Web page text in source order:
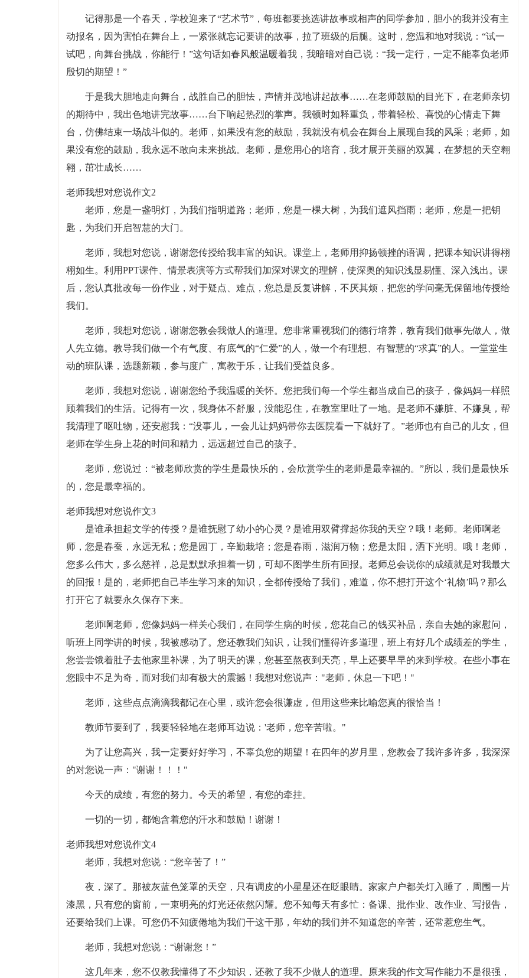
记得那是一个春天，学校迎来了“艺术节”，每班都要挑选讲故事或相声的同学参加，胆小的我并没有主
动报名，因为害怕在舞台上，一紧张就忘记要讲的故事，拉了班级的后腿。这时，您温和地对我说：“试一
试吧，向舞台挑战，你能行！”这句话如春风般温暖着我，我暗暗对自己说：“我一定行，一定不能辜负老师
殷切的期望！”
于是我大胆地走向舞台，战胜自己的胆怯，声情并茂地讲起故事……在老师鼓励的目光下，在老师亲切
的期待中，我出色地讲完故事……台下响起热烈的掌声。我顿时如释重负，带着轻松、喜悦的心情走下舞
台，仿佛结束一场战斗似的。老师，如果没有您的鼓励，我就没有机会在舞台上展现自我的风采；老师，如
果没有您的鼓励，我永远不敢向未来挑战。老师，是您用心的培育，我才展开美丽的双翼，在梦想的天空翱
翱，茁壮成长……
老师我想对您说作文2
老师，您是一盏明灯，为我们指明道路；老师，您是一棵大树，为我们遮风挡雨；老师，您是一把钥
匙，为我们开启智慧的大门。
老师，我想对您说，谢谢您传授给我丰富的知识。课堂上，老师用抑扬顿挫的语调，把课本知识讲得栩
栩如生。利用PPT课件、情景表演等方式帮我们加深对课文的理解，使深奥的知识浅显易懂、深入浅出。课
后，您认真批改每一份作业，对于疑点、难点，您总是反复讲解，不厌其烦，把您的学问毫无保留地传授给
我们。
老师，我想对您说，谢谢您教会我做人的道理。您非常重视我们的德行培养，教育我们做事先做人，做
人先立德。教导我们做一个有气度、有底气的“仁爱”的人，做一个有理想、有智慧的“求真”的人。一堂堂生
动的班队课，选题新颖，参与度广，寓教于乐，让我们受益良多。
老师，我想对您说，谢谢您给予我温暖的关怀。您把我们每一个学生都当成自己的孩子，像妈妈一样照
顾着我们的生活。记得有一次，我身体不舒服，没能忍住，在教室里吐了一地。是老师不嫌脏、不嫌臭，帮
我清理了呕吐物，还安慰我：“没事儿，一会儿让妈妈带你去医院看一下就好了。”老师也有自己的儿女，但
老师在学生身上花的时间和精力，远远超过自己的孩子。
老师，您说过：“被老师欣赏的学生是最快乐的，会欣赏学生的老师是最幸福的。”所以，我们是最快乐
的，您是最幸福的。
老师我想对您说作文3
是谁承担起文学的传授？是谁抚慰了幼小的心灵？是谁用双臂撑起你我的天空？哦！老师。老师啊老
师，您是春蚕，永远无私；您是园丁，辛勤栽培；您是春雨，滋润万物；您是太阳，洒下光明。哦！老师，
您多么伟大，多么慈祥，总是默默承担着一切，可却不图学生所有回报。老师总会说你的成绩就是对我最大
的回报！是的，老师把自己毕生学习来的知识，全都传授给了我们，难道，你不想打开这个‘礼物’吗？那么
打开它了就要永久保存下来。
老师啊老师，您像妈妈一样关心我们，在同学生病的时候，您花自己的钱买补品，亲自去她的家慰问，
听班上同学讲的时候，我被感动了。您还教我们知识，让我们懂得许多道理，班上有好几个成绩差的学生，
您尝尝饿着肚子去他家里补课，为了明天的课，您甚至熬夜到天亮，早上还要早早的来到学校。在些小事在
您眼中不足为奇，而对我们却有极大的震撼！我想对您说声："老师，休息一下吧！"
老师，这些点点滴滴我都记在心里，或许您会很谦虚，但用这些来比喻您真的很恰当！
教师节要到了，我要轻轻地在老师耳边说：'老师，您辛苦啦。"
为了让您高兴，我一定要好好学习，不辜负您的期望！在四年的岁月里，您教会了我许多许多，我深深
的对您说一声："谢谢！！！"
今天的成绩，有您的努力。今天的希望，有您的牵挂。
一切的一切，都饱含着您的汗水和鼓励！谢谢！
老师我想对您说作文4
老师，我想对您说：“您辛苦了！”
夜，深了。那被灰蓝色笼罩的天空，只有调皮的小星星还在眨眼睛。家家户户都关灯入睡了，周围一片
漆黑，只有您的窗前，一束明亮的灯光还依然闪耀。您不知每天有多忙：备课、批作业、改作业、写报告，
还要给我们上课。可您仍不知疲倦地为我们干这干那，年幼的我们并不知道您的辛苦，还常惹您生气。
老师，我想对您说：“谢谢您！”
这几年来，您不仅教我懂得了不少知识，还教了我不少做人的道理。原来我的作文写作能力不是很强，